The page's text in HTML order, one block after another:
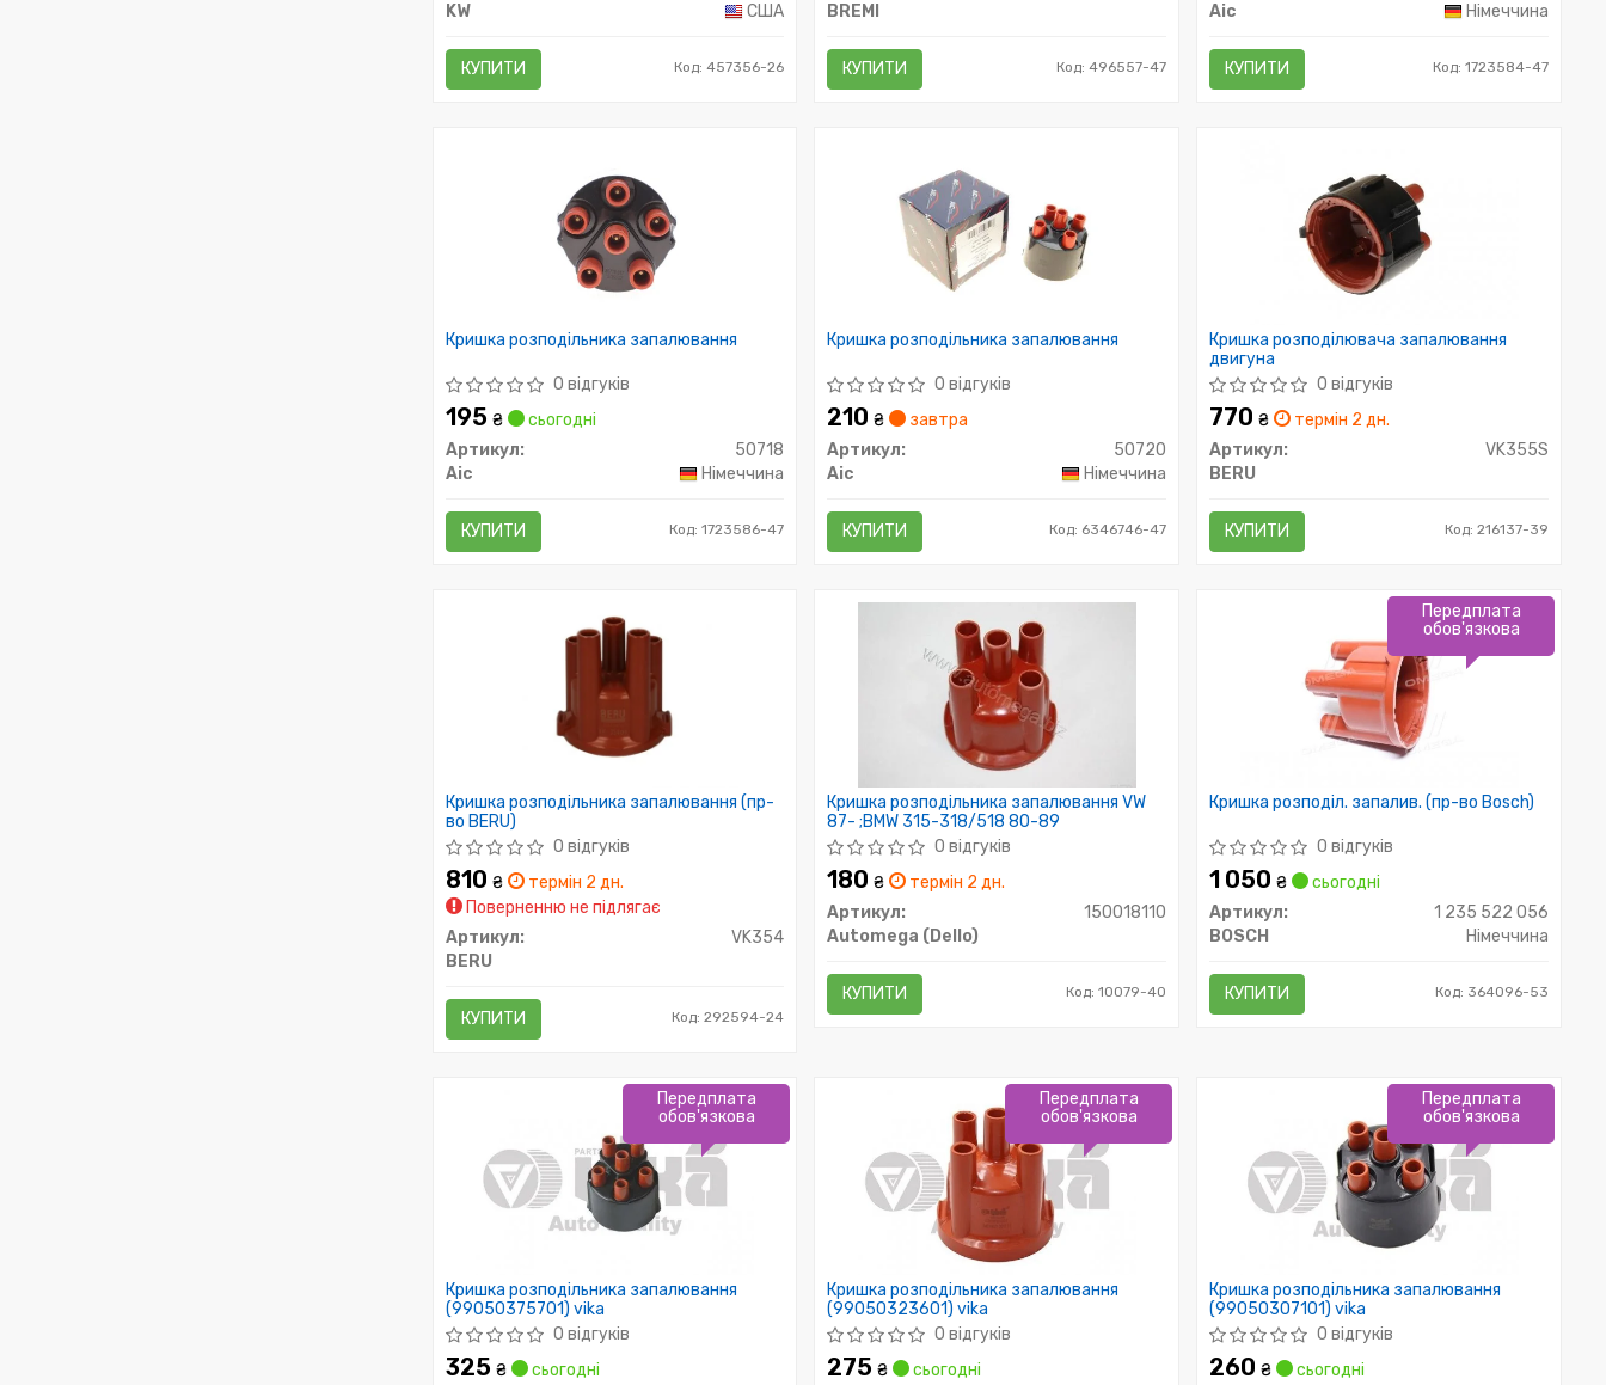
KW
США
КУПИТИ Код: 457356-26
BREMI
КУПИТИ Код: 496557-47
Aic
Німеччина
КУПИТИ Код: 1723584-47
Кришка розподільника запалювання
0 відгуків
195 ₴
сьогодні
Артикул:
50718
Aic
Німеччина
КУПИТИ Код: 1723586-47
Кришка розподільника запалювання
0 відгуків
210₴
завтра
Артикул:
50720
Aic
Німеччина
КУПИТИ Код: 6346746-47
Кришка розподілювача запалювання
двигуна
0 відгуків
770₴
термін 2 дн.
Артикул:
VK355S
BERU
КУПИТИ Код: 216137-39
Кришка розподільника запалювання (пр-
во BERU)
0 відгуків
810 ₴
термін 2 дн.
Поверненню не підлягає
Артикул:
VK354
BERU
КУПИТИ Код: 292594-24
Кришка розподільника запалювання VW
87- ;BMW 315-318/518 80-89
0 відгуків
180₴
термін 2 дн.
Артикул:
150018110
Automega (Dello)
КУПИТИ Код: 10079-40
Кришка розподіл. запалив. (пр-во Bosch)
0 відгуків
1 050₴
сьогодні
Артикул:
1 235 522 056
BOSCH
Німеччина
КУПИТИ Код: 364096-53
Передплата
обов'язкова
Кришка розподільника запалювання
(99050375701) vika
0 відгуків
325 ₴ сьогодні
Передплата
обов'язкова
Кришка розподільника запалювання
(99050323601) vika
0 відгуків
275₴ сьогодні
Передплата
обов'язкова
Кришка розподільника запалювання
(99050307101) vika
0 відгуків
260₴ сьогодні
Передплата
обов'язкова